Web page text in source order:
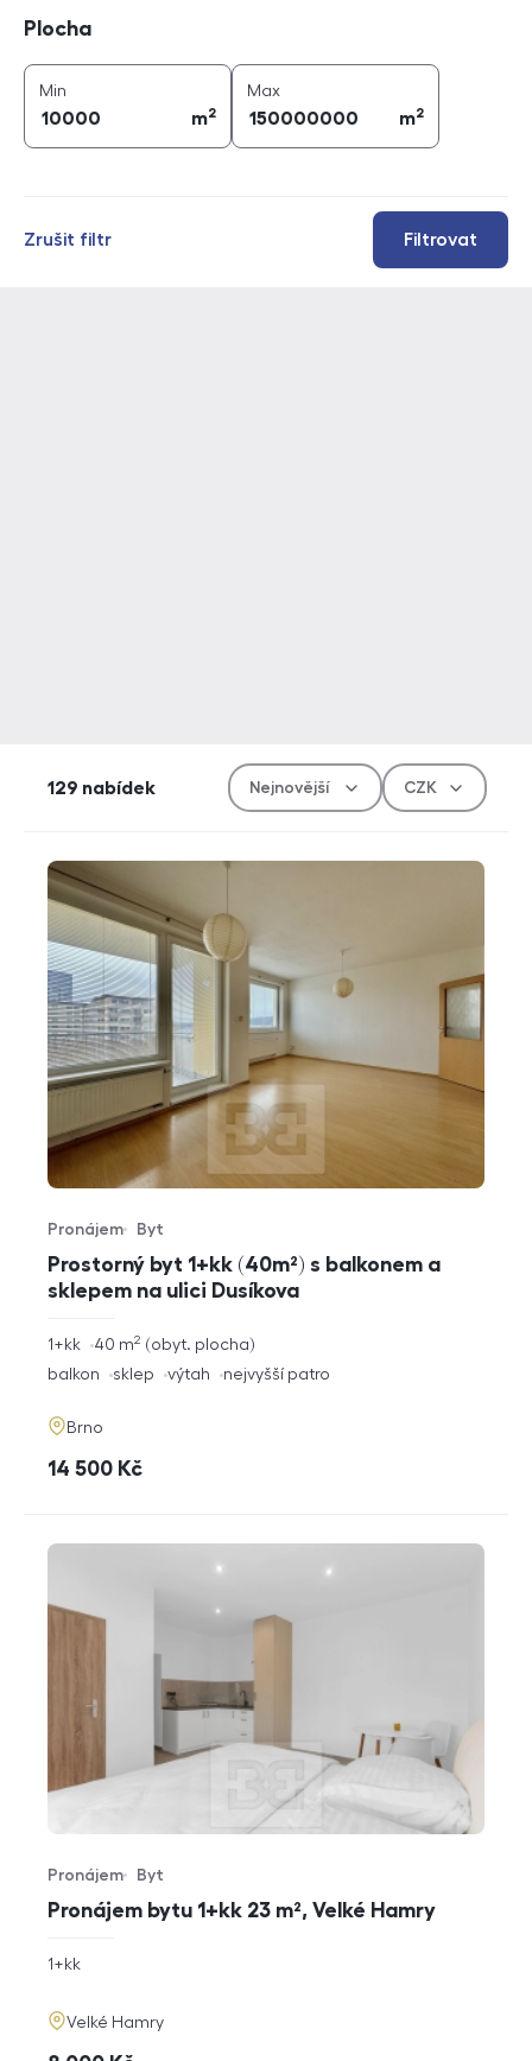
Plocha
Min
m2
Maxplocha (
m2
Filtrovat
Zrušit filtr
129 nabídek
Měna
Prostorný byt 1+kk (40m²) s balkonem a
sklepem na ulici Dusíkova
Typ nabídky
Pronájem
Typ nemovitosti
Byt
rozměry
1+kk obyt. plocha
40 m2
funkce
balkon sklep výtah nejvyšší patro
adresa
Brno
cena
14 500 Kč
Pronájem bytu 1+kk 23 m², Velké Hamry
Typ nabídky
Pronájem
Typ nemovitosti
Byt
rozměry
1+kk
adresa
Velké Hamry